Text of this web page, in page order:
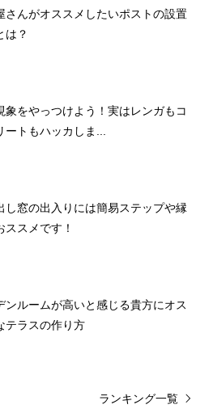
さんがオススメしたいポストの設置
は？
象をやっつけよう！実はレンガもコ
ートもハッカしま...
し窓の出入りには簡易ステップや縁
ススメです！
ンルームが高いと感じる貴方にオス
テラスの作り方
ランキング一覧